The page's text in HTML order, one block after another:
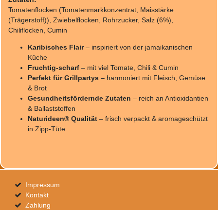
Tomatenflocken (Tomatenmarkkonzentrat, Maisstärke
(Trägerstoff)), Zwiebelflocken, Rohrzucker, Salz (6%),
Chiliflocken, Cumin
Karibisches Flair– inspiriert von der jamaikanischen
Küche
Fruchtig-scharf – mit viel Tomate, Chili & Cumin
Perfekt für Grillpartys – harmoniert mit Fleisch, Gemüse
& Brot
Gesundheitsfördernde Zutaten – reich an Antioxidantien
& Ballaststoffen
Naturideen® Qualität – frisch verpackt & aromageschützt
in Zipp-Tüte
Impressum
Kontakt
Zahlung